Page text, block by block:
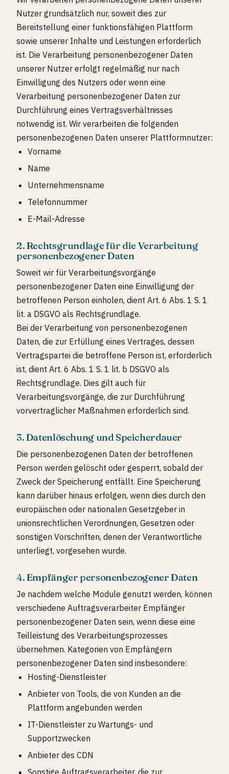
Nutzer grundsätzlich nur, soweit dies zur
Bereitstellung einer funktionsfähigen Plattform
sowie unserer Inhalte und Leistungen erforderlich
ist. Die Verarbeitung personenbezogener Daten
unserer Nutzer erfolgt regelmäßig nur nach
Einwilligung des Nutzers oder wenn eine
Verarbeitung personenbezogener Daten zur
Durchführung eines Vertragsverhältnisses
notwendig ist. Wir verarbeiten die folgenden
personenbezogenen Daten unserer Plattformnutzer:
Vorname
Name
Unternehmensname
Telefonnummer
E-Mail-Adresse
2. Rechtsgrundlage für die Verarbeitung
personenbezogener Daten
Soweit wir für Verarbeitungsvorgänge
personenbezogener Daten eine Einwilligung der
betroffenen Person einholen, dient Art. 6 Abs. 1 S. 1
lit. a DSGVO als Rechtsgrundlage.
Bei der Verarbeitung von personenbezogenen
Daten, die zur Erfüllung eines Vertrages, dessen
Vertragspartei die betroffene Person ist, erforderlich
ist, dient Art. 6 Abs. 1 S. 1 lit. b DSGVO als
Rechtsgrundlage. Dies gilt auch für
Verarbeitungsvorgänge, die zur Durchführung
vorvertraglicher Maßnahmen erforderlich sind.
3. Datenlöschung und Speicherdauer
Die personenbezogenen Daten der betroffenen
Person werden gelöscht oder gesperrt, sobald der
Zweck der Speicherung entfällt. Eine Speicherung
kann darüber hinaus erfolgen, wenn dies durch den
europäischen oder nationalen Gesetzgeber in
unionsrechtlichen Verordnungen, Gesetzen oder
sonstigen Vorschriften, denen der Verantwortliche
unterliegt, vorgesehen wurde.
4. Empfänger personenbezogener Daten
Je nachdem welche Module genutzt werden, können
verschiedene Auftragsverarbeiter Empfänger
personenbezogener Daten sein, wenn diese eine
Teilleistung des Verarbeitungsprozesses
übernehmen. Kategorien von Empfängern
personenbezogener Daten sind insbesondere:
Hosting-Dienstleister
Anbieter von Tools, die von Kunden an die
Plattform angebunden werden
IT-Dienstleister zu Wartungs- und
Supportzwecken
Anbieter des CDN
Sonstige Auftragsverarbeiter, die zur